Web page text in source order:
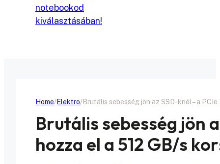
notebookod
kiválasztásában!
Home Elektro Brutális sebesség jön az SSD-knél – a
Brutális sebesség jön
hozza el a 512 GB/s